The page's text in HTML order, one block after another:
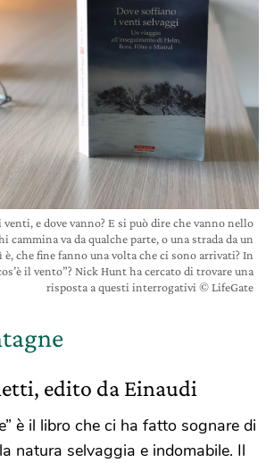
venti, e dove vanno? E si può dire che vanno nello
cammina va da qualche parte, o una strada da un
è, che fine fanno una volta che ci sono arrivati? In
il vento”? Nick Hunt ha cercato di trovare una
risposta a questi interrogativi © LifeGate
edito da Einaudi
è il libro che ci ha fatto sognare di
natura selvaggia e indomabile. Il